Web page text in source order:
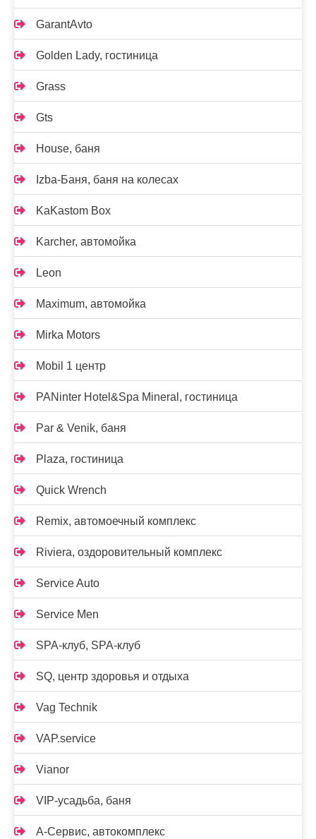
GarantAvto
Golden Lady, гостиница
Grass
Gts
House, баня
Izba-Баня, баня на колесах
KaKastom Box
Karcher, автомойка
Leon
Maximum, автомойка
Mirka Motors
Mobil 1 центр
PANinter Hotel&Spa Mineral, гостиница
Par & Venik, баня
Plaza, гостиница
Quick Wrench
Remix, автомоечный комплекс
Riviera, оздоровительный комплекс
Service Auto
Service Men
SPA-клуб, SPA-клуб
SQ, центр здоровья и отдыха
Vag Technik
VAP.service
Vianor
VIP-усадьба, баня
А-Сервис, автокомплекс